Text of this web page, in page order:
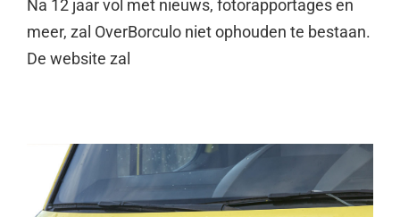
Na 12 jaar vol met nieuws, fotorapportages en
meer, zal OverBorculo niet ophouden te bestaan.
De website zal